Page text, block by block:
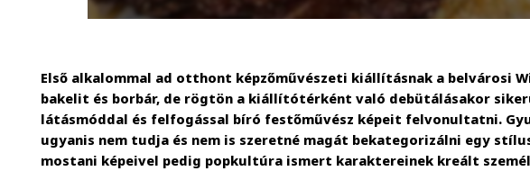
Első alkalommal ad otthont képzőművészeti kiállításnak a belvárosi
bakelit és borbár, de rögtön a kiállítótérként való debütálásakor
látásmóddal és felfogással bíró festőművész képeit felvonultatni.
ugyanis nem tudja és nem is szeretné magát bekategorizálni egy
mostani képeivel pedig popkultúra ismert karaktereinek kreált